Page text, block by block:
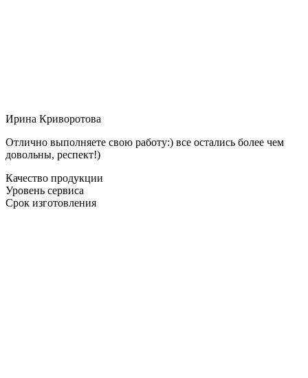
Ирина Криворотова
Отлично выполняете свою работу:) все остались более чем
довольны, респект!)
Качество продукции
Уровень сервиса
Срок изготовления